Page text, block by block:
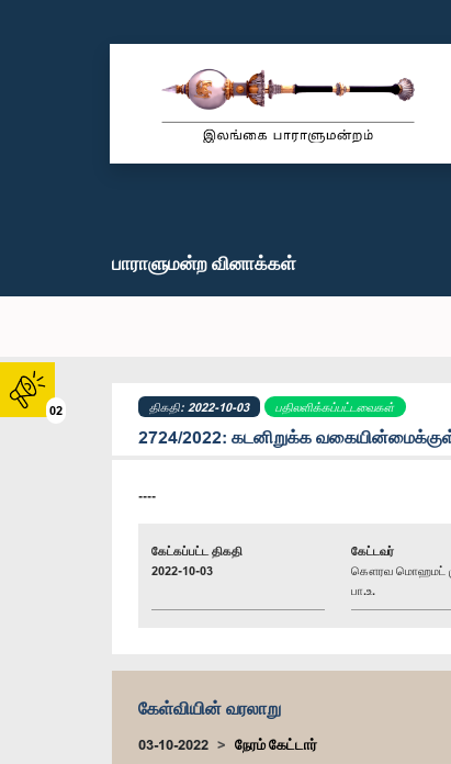
02
பாராளுமன்ற வினாக்கள்
திகதி: 2022-10-03 பதிலளிக்கப்பட்டவைகள்
2724/2022: கடனிறுக்க
----
கேட்கப்பட்ட திகதி
2022-10-03
கேட்டவர்
கௌரவ மொஹமட்
பா.உ.
கேள்வியின் வரலாறு
03-10-2022
நேரம் கேட்டார்